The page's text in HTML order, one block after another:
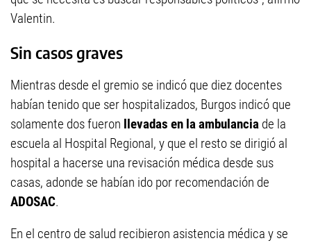
Valentin.
Sin casos graves
Mientras desde el gremio se indicó que diez docentes
habían tenido que ser hospitalizados, Burgos indicó que
solamente dos fueron llevadas en la ambulancia de la
escuela al Hospital Regional, y que el resto se dirigió al
hospital a hacerse una revisación médica desde sus
casas, adonde se habían ido por recomendación de
ADOSAC.
En el centro de salud recibieron asistencia médica y se